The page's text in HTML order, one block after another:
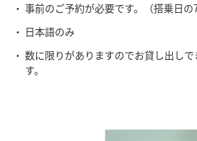
事前のご予約が必要です。（搭乗日の
日本語のみ
数に限りがありますのでお貸し出し
す。